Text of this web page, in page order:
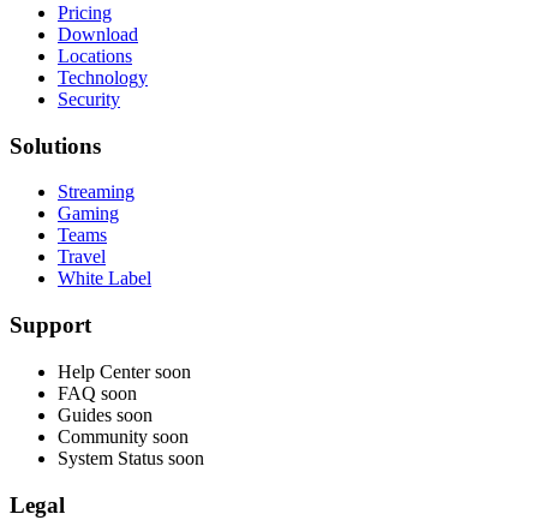
Pricing
Download
Locations
Technology
Security
Solutions
Streaming
Gaming
Teams
Travel
White Label
Support
Help Center soon
FAQ soon
Guides soon
Community soon
System Status soon
Legal